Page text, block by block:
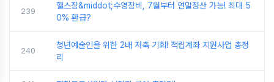
239
헬스장&middot;수영장비, 7월부터 연말정산 가능! 최대 5
0% 환급?
240
청년예술인을 위한 2배 저축 기회! 적립계좌 지원사업 총정
리